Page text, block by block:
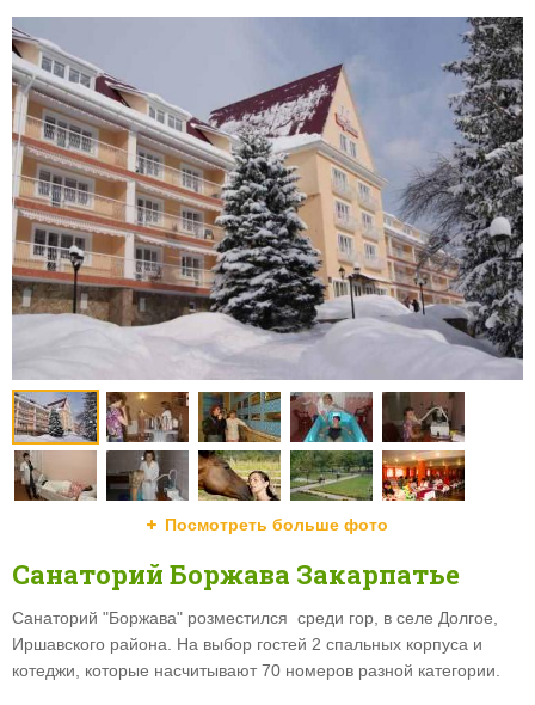
Посмотреть больше фото
Санаторий Боржава Закарпатье
Санаторий "Боржава" розместился среди гор, в селе Долгое,
Иршавского района. На выбор гостей 2 спальных корпуса и
котеджи, которые насчитывают 70 номеров разной категории.